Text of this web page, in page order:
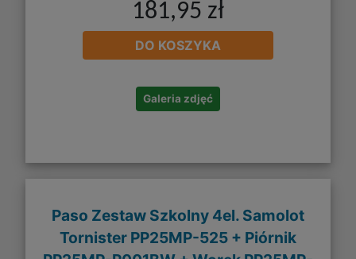
181,95 zł
DO KOSZYKA
Galeria zdjęć
Paso Zestaw Szkolny 4el. Samolot
Tornister PP25MP-525 + Piórnik